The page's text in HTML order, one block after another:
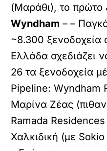
(Μαράθι), το
Wyndham – –
~8.300 ξενοδοχεία
Ελλάδα σχεδιάζει
26 τα ξενοδοχεία
Pipeline: Wyndham
Μαρίνα Ζέας
Ramada
Χαλκιδική (με